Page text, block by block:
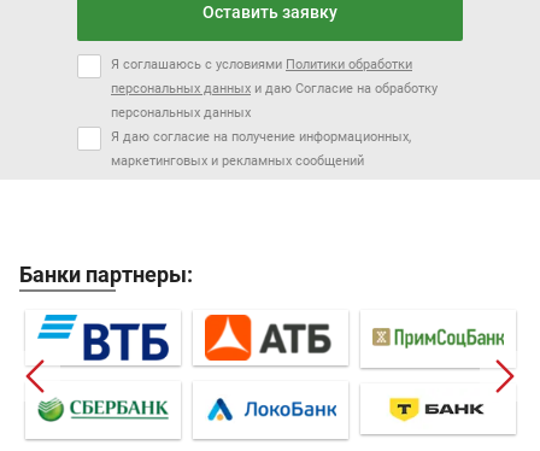
Оставить заявку
Я соглашаюсь с условиями Политики обработки
персональных данных и даю Согласие на обработку
персональных данных
Я даю согласие на получение информационных,
маркетинговых и рекламных сообщений
Банки партнеры: